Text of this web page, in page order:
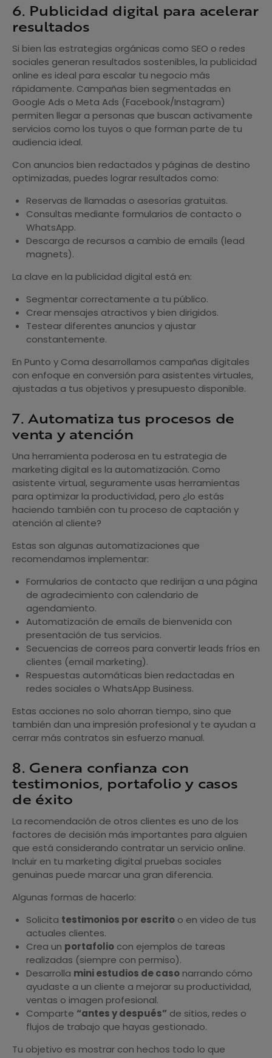
6. Publicidad digital para acelerar
resultados
Si bien las estrategias orgánicas como SEO o redes
sociales generan resultados sostenibles, la publicidad
online es ideal para escalar tu negocio más
rápidamente. Campañas bien segmentadas en
Google Ads o Meta Ads (Facebook/Instagram)
permiten llegar a personas que buscan activamente
servicios como los tuyos o que forman parte de tu
audiencia ideal.
Con anuncios bien redactados y páginas de destino
optimizadas, puedes lograr resultados como:
Reservas de llamadas o asesorías gratuitas.
Consultas mediante formularios de contacto o
WhatsApp.
Descarga de recursos a cambio de emails (lead
magnets).
La clave en la publicidad digital está en:
Segmentar correctamente a tu público.
Crear mensajes atractivos y bien dirigidos.
Testear diferentes anuncios y ajustar
constantemente.
En Punto y Coma desarrollamos campañas digitales
con enfoque en conversión para asistentes virtuales,
ajustadas a tus objetivos y presupuesto disponible.
7. Automatiza tus procesos de
venta y atención
Una herramienta poderosa en tu estrategia de
marketing digital es la automatización. Como
asistente virtual, seguramente usas herramientas
para optimizar la productividad, pero ¿lo estás
haciendo también con tu proceso de captación y
atención al cliente?
Estas son algunas automatizaciones que
recomendamos implementar:
Formularios de contacto que redirijan a una página
de agradecimiento con calendario de
agendamiento.
Automatización de emails de bienvenida con
presentación de tus servicios.
Secuencias de correos para convertir leads fríos en
clientes (email marketing).
Respuestas automáticas bien redactadas en
redes sociales o WhatsApp Business.
Estas acciones no solo ahorran tiempo, sino que
también dan una impresión profesional y te ayudan a
cerrar más contratos sin esfuerzo manual.
8. Genera confianza con
testimonios, portafolio y casos
de éxito
La recomendación de otros clientes es uno de los
factores de decisión más importantes para alguien
que está considerando contratar un servicio online.
Incluir en tu marketing digital pruebas sociales
genuinas puede marcar una gran diferencia.
Algunas formas de hacerlo:
Solicita testimonios por escritoo en video de tus
actuales clientes.
Crea un portafoliocon ejemplos de tareas
realizadas (siempre con permiso).
Desarrolla mini estudios de casonarrando cómo
ayudaste a un cliente a mejorar su productividad,
ventas o imagen profesional.
Comparte “antes y después”de sitios, redes o
flujos de trabajo que hayas gestionado.
Tu objetivo es mostrar con hechos todo lo que